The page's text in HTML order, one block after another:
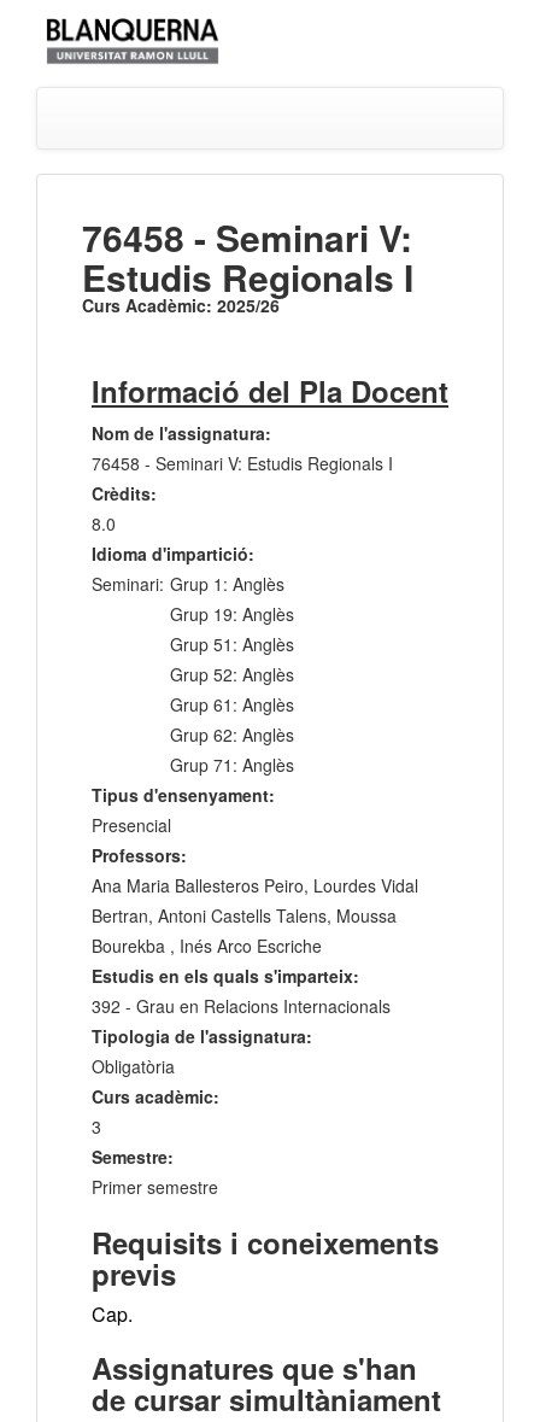
76458 - Seminari V:
Estudis Regionals I
Curs Acadèmic: 2025/26
Informació del Pla Docent
Nom de l'assignatura:
76458 - Seminari V: Estudis Regionals I
Crèdits:
8.0
Idioma d'impartició:
Seminari: Grup 1: Anglès
Grup 19: Anglès
Grup 51: Anglès
Grup 52: Anglès
Grup 61: Anglès
Grup 62: Anglès
Grup 71: Anglès
Tipus d'ensenyament:
Presencial
Professors:
Ana Maria Ballesteros Peiro, Lourdes Vidal
Bertran, Antoni Castells Talens, Moussa
Bourekba , Inés Arco Escriche
Estudis en els quals s'imparteix:
392 - Grau en Relacions Internacionals
Tipologia de l'assignatura:
Obligatòria
Curs acadèmic:
3
Semestre:
Primer semestre
Requisits i coneixements
previs
Cap.
Assignatures que s'han
de cursar simultàniament